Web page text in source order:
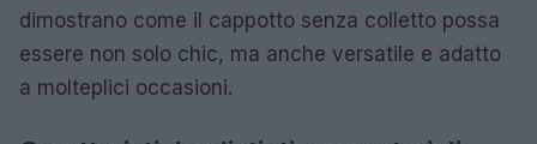
dimostrano come il cappotto senza colletto possa
essere non solo chic, ma anche versatile e adatto
a molteplici occasioni.